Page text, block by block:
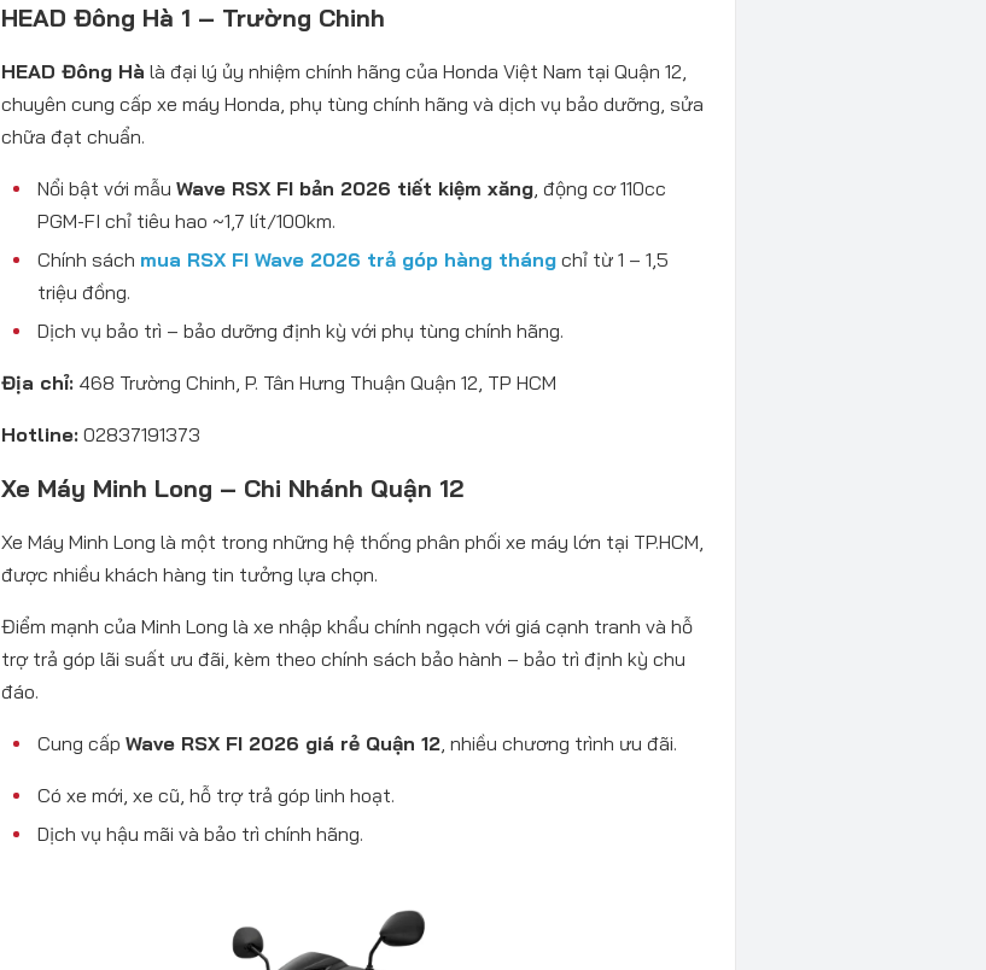
HEAD Đông Hà 1 – Trường Chinh
HEAD Đông Hà là đại lý ủy nhiệm chính hãng của Honda Việt Nam tại Quận 12,
chuyên cung cấp xe máy Honda, phụ tùng chính hãng và dịch vụ bảo dưỡng, sửa
chữa đạt chuẩn.
Nổi bật với mẫu Wave RSX FI bản 2026 tiết kiệm xăng , động cơ 110cc
PGM-FI chỉ tiêu hao ~1,7 lít/100km.
Chính sách mua RSX FI Wave 2026 trả góp hàng tháng chỉ từ 1 – 1,5
triệu đồng.
Dịch vụ bảo trì – bảo dưỡng định kỳ với phụ tùng chính hãng.
Địa chỉ: 468 Trường Chinh, P. Tân Hưng Thuận Quận 12, TP HCM
Hotline: 02837191373
Xe Máy Minh Long – Chi Nhánh Quận 12
Xe Máy Minh Long là một trong những hệ thống phân phối xe máy lớn tại TP.HCM,
được nhiều khách hàng tin tưởng lựa chọn.
Điểm mạnh của Minh Long là xe nhập khẩu chính ngạch với giá cạnh tranh và hỗ
trợ trả góp lãi suất ưu đãi, kèm theo chính sách bảo hành – bảo trì định kỳ chu
đáo.
Cung cấp Wave RSX FI 2026 giá rẻ Quận 12 , nhiều chương trình ưu đãi.
Có xe mới, xe cũ, hỗ trợ trả góp linh hoạt.
Dịch vụ hậu mãi và bảo trì chính hãng.